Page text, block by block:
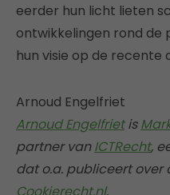
eerder hun licht lieten
ontwikkelingen rond de
hun visie op de recente
Arnoud Engelfriet
Arnoud Engelfrietis
partner vanICTRecht,
dat o.a. publiceert
Cookierecht.nl.